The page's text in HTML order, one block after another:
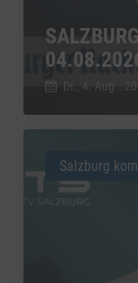
Di., 4. Aug..
Salzburg